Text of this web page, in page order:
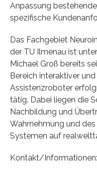
Anpassung
spezifische
Das Fachgebiet
der TU Ilmenau ist
Michael Groß bereits
Bereich interaktiver
Assistenzroboter
tätig. Dabei liegen die
Nachbildung und
Wahrnehmung und
Systemen auf
Kontakt/Informationen: